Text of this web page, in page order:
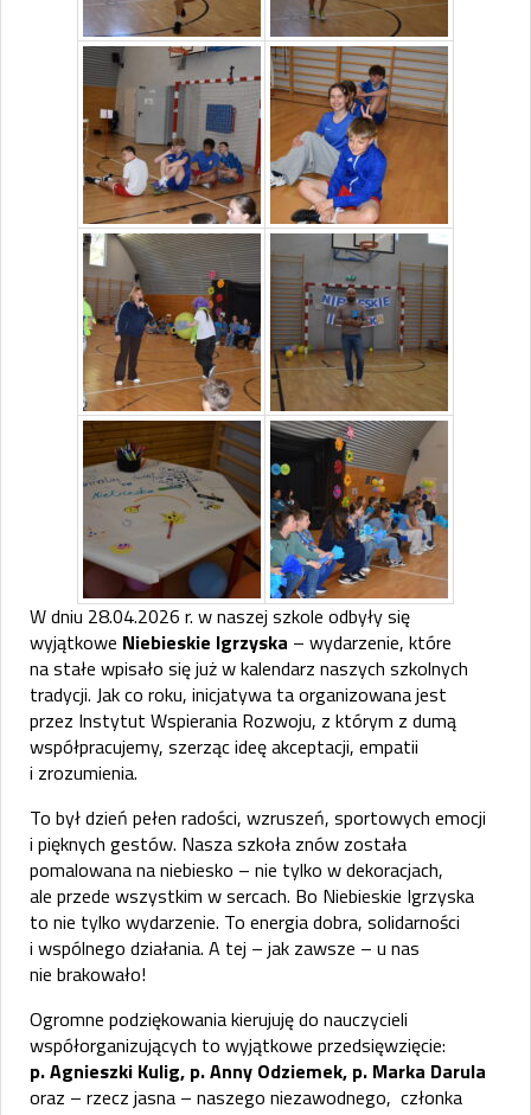
W dniu 28.04.2026 r. w naszej szkole odbyły się
wyjątkowe Niebieskie Igrzyska – wydarzenie, które
na stałe wpisało się już w kalendarz naszych szkolnych
tradycji. Jak co roku, inicjatywa ta organizowana jest
przez Instytut Wspierania Rozwoju, z którym z dumą
współpracujemy, szerząc ideę akceptacji, empatii
i zrozumienia.
To był dzień pełen radości, wzruszeń, sportowych emocji
i pięknych gestów. Nasza szkoła znów została
pomalowana na niebiesko – nie tylko w dekoracjach,
ale przede wszystkim w sercach. Bo Niebieskie Igrzyska
to nie tylko wydarzenie. To energia dobra, solidarności
i wspólnego działania. A tej – jak zawsze – u nas
nie brakowało!
Ogromne podziękowania kierujuję do nauczycieli
współorganizujących to wyjątkowe przedsięwzięcie:
p. Agnieszki Kulig, p. Anny Odziemek, p. Marka Darula
oraz – rzecz jasna – naszego niezawodnego, członka